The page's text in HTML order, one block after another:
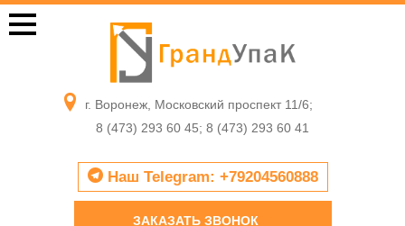
г. Воронеж, Московский проспект 11/6;
8 (473) 293 60 45; 8 (473) 293 60 41
Наш Telegram: +79204560888
ЗАКАЗАТЬ ЗВОНОК